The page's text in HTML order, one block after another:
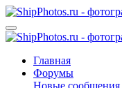
Главная
Форумы
Новые сообщения